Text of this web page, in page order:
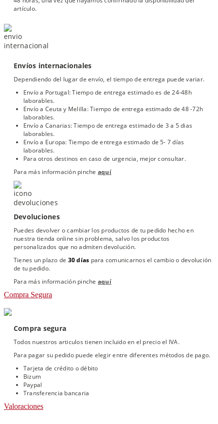
artículo.
Envíos internacionales
Dependiendo del lugar de envío, el tiempo de entrega puede variar.
Envío a Portugal: Tiempo de entrega estimado es de 24-48h
laborables.
Envío a Ceuta y Melilla: Tiempo de entrega estimado de 48 -72h
laborables.
Envío a Canarias: Tiempo de entrega estimado de 3 a 5 dias
laborables.
Envío a Europa: Tiempo de entrega estimado de 5- 7 días
laborables.
Para otros destinos en caso de urgencia, mejor consultar.
Para más información pinche aquí
Devoluciones
Puedes devolver o cambiar los productos de tu pedido hecho en
nuestra tienda online sin problema, salvo los productos
personalizados que no admiten devolución.
Tienes un plazo de 30 días para comunicarnos el cambio o devolución
de tu pedido.
Para más información pinche aquí
Compra Segura
Compra segura
Todos nuestros articulos tienen incluido en el precio el IVA.
Para pagar su pedido puede elegir entre diferentes métodos de pago.
Tarjeta de crédito o débito
Bizum
Paypal
Transferencia bancaria
Valoraciones